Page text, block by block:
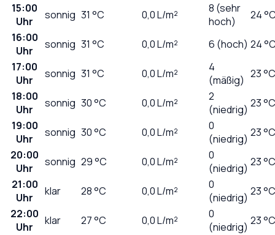
15:00
Uhr
sonnig 31 °C 0,0L/m²
8 (sehr
hoch)
24
16:00
Uhr
sonnig 31 °C 0,0L/m² 6 (hoch) 24
17:00
Uhr
sonnig 31 °C 0,0L/m²
4
(mäßig) 23 °C
18:00
Uhr
sonnig 30°C 0,0L/m²
2
(niedrig) 23 °C
19:00
Uhr
sonnig 30°C 0,0L/m²
0
(niedrig) 23 °C
20:00
Uhr
sonnig 29°C 0,0L/m²
0
(niedrig) 23 °C
21:00
Uhr
klar 28°C 0,0L/m²
0
(niedrig) 23 °C
22:00
Uhr
klar 27°C 0,0L/m²
0
(niedrig) 23 °C